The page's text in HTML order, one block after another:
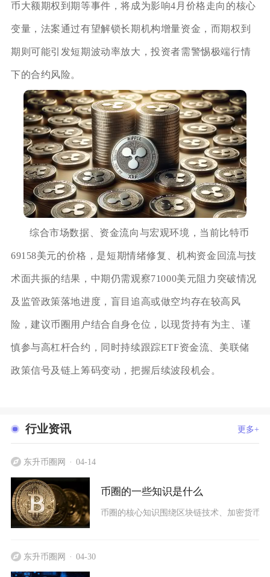
币大额期权到期等事件，将成为影响4月价格走向的核心
变量，法案通过有望解锁长期机构增量资金，而期权到
期则可能引发短期波动率放大，投资者需警惕极端行情
下的合约风险。
综合市场数据、资金流向与宏观环境，当前比特币
69158美元的价格，是短期情绪修复、机构资金回流与技
术面共振的结果，中期仍需观察71000美元阻力突破情况
及监管政策落地进度，盲目追高或做空均存在较高风
险，建议币圈用户结合自身仓位，以现货持有为主、谨
慎参与高杠杆合约，同时持续跟踪ETF资金流、美联储
政策信号及链上筹码变动，把握后续波段机会。
行业资讯 更多+
东升币圈网 04-14
币圈的一些知识是什么
币圈的核心知识围绕区块链技术、加密货币
东升币圈网 04-30